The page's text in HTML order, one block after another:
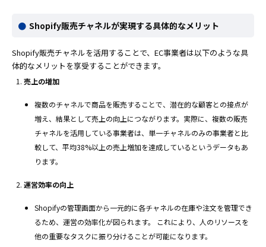
Shopify販売チャネルが実現する具体的なメリット
Shopify販売チャネルを活用することで、EC事業者は以下のような具
体的なメリットを享受することができます。
売上の増加
複数のチャネルで商品を販売することで、潜在的な顧客との接点が
増え、結果として売上の向上につながります。実際に、複数の販売
チャネルを活用している事業者は、単一チャネルのみの事業者と比
較して、平均38%以上の売上増加を達成しているというデータもあ
ります。
運営効率の向上
Shopifyの管理画面から一元的に各チャネルの在庫や注文を管理でき
るため、運営の効率化が図られます。 これにより、人のリソースを
他の重要なタスクに振り分けることが可能になります。